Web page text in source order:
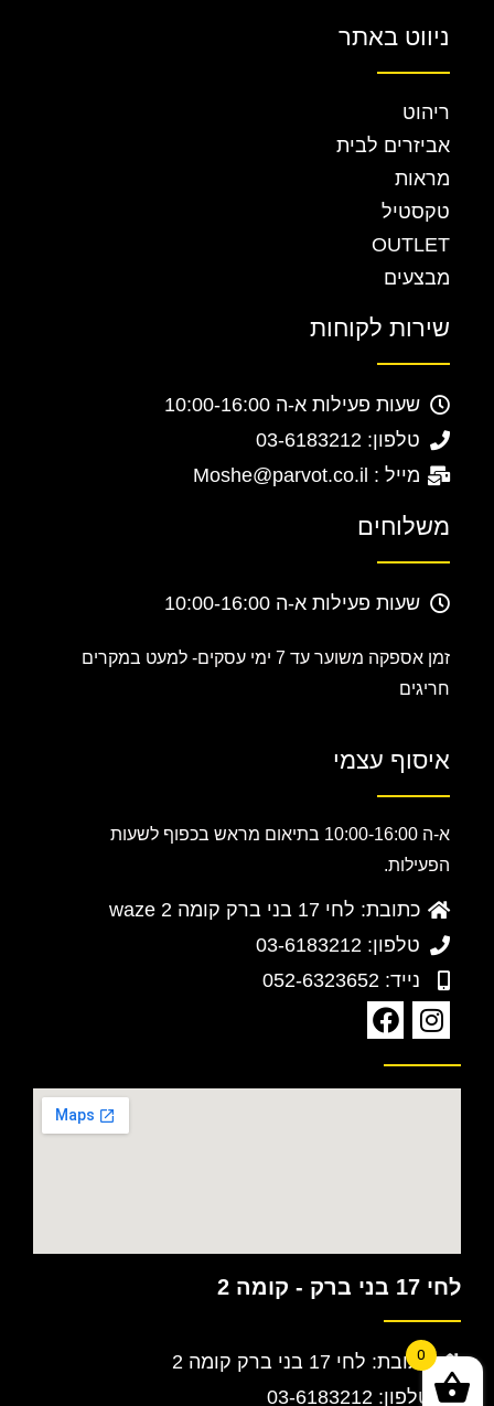
ניווט באתר
ריהוט
אביזרים לבית
מראות
טקסטיל
OUTLET
מבצעים
שירות לקוחות
שעות פעילות א-ה 10:00-16:00
טלפון: 03-6183212
מייל : Moshe@parvot.co.il
משלוחים
שעות פעילות א-ה 10:00-16:00
זמן אספקה משוער עד 7 ימי עסקים-
למעט במקרים
חריגים
איסוף עצמי
א-ה 10:00-16:00 בתיאום מראש בכפוף לשעות
הפעילות.
כתובת: לחי 17 בני ברק קומה 2 waze
טלפון: 03-6183212
נייד: 052-6323652
לחי 17 בני ברק - קומה 2
כתובת: לחי 17 בני ברק קומה 2
טלפון: 03-6183212
0